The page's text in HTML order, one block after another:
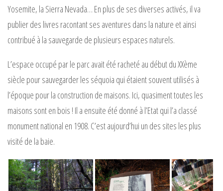
Yosemite, la Sierra Nevada… En plus de ses diverses activés, il va
publier des livres racontant ses aventures dans la nature et ainsi
contribué à la sauvegarde de plusieurs espaces naturels.
L’espace occupé par le parc avait été racheté au début du XXème
siècle pour sauvegarder les séquoia qui étaient souvent utilisés à
l’époque pour la construction de maisons. Ici, quasiment toutes les
maisons sont en bois ! Il a ensuite été donné à l’Etat qui l’a classé
monument national en 1908. C’est aujourd’hui un des sites les plus
visité de la baie.